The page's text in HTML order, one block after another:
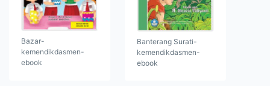
Bazar-
kemendikdasmen-
ebook
Banterang Surati-
kemendikdasmen-
ebook